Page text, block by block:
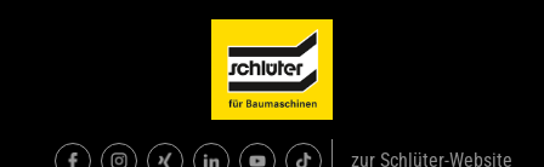
zur Schlüter-Website